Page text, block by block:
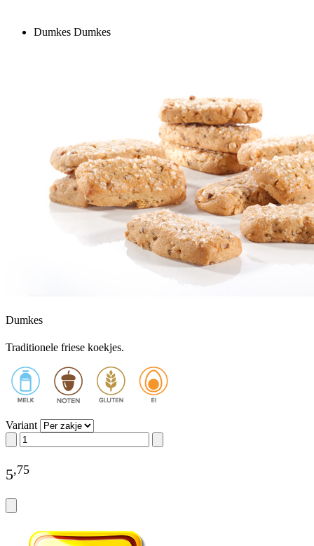
Dumkes Dumkes
Dumkes
Traditionele friese koekjes.
Variant
5,75